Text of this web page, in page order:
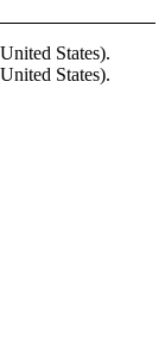
States).
States).